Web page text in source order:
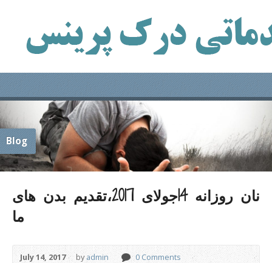
Blog
نان روزانه 14جولای 2017،تقدیم بدن های
ما
July 14, 2017 byadmin 0 Comments